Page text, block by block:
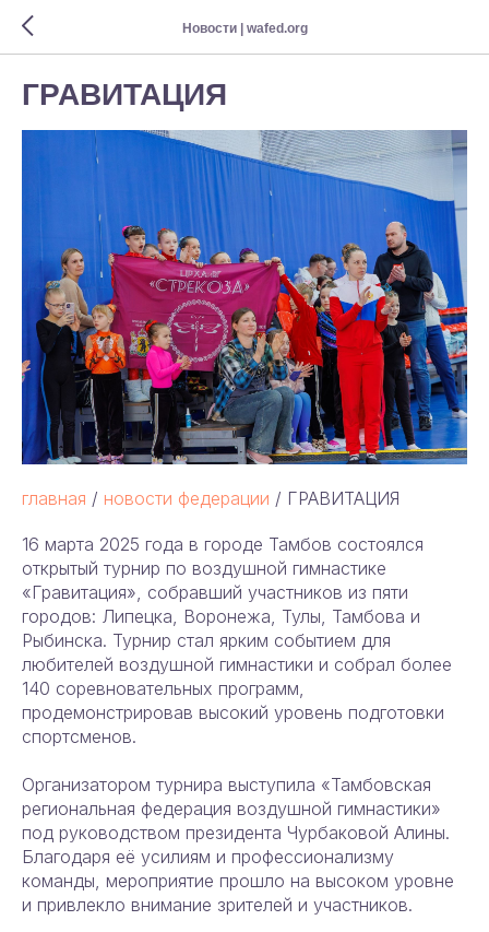
Новости | wafed.org
ГРАВИТАЦИЯ
главная / новости федерации / ГРАВИТАЦИЯ
16 марта 2025 года в городе Тамбов состоялся
открытый турнир по воздушной гимнастике
«Гравитация», собравший участников из пяти
городов: Липецка, Воронежа, Тулы, Тамбова и
Рыбинска. Турнир стал ярким событием для
любителей воздушной гимнастики и собрал более
140 соревновательных программ,
продемонстрировав высокий уровень подготовки
спортсменов.
Организатором турнира выступила «Тамбовская
региональная федерация воздушной гимнастики»
под руководством президента Чурбаковой Алины.
Благодаря её усилиям и профессионализму
команды, мероприятие прошло на высоком уровне
и привлекло внимание зрителей и участников.